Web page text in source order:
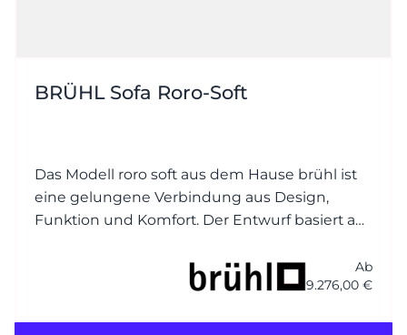
BRÜHL Sofa Roro-Soft
Das Modell roro soft aus dem Hause brühl ist
eine gelungene Verbindung aus Design,
Funktion und Komfort. Der Entwurf basiert auf
um eine weichere, einladender Polsterung
ergänzt – daher der Zusatz soft.
Ab
9.276,00 €